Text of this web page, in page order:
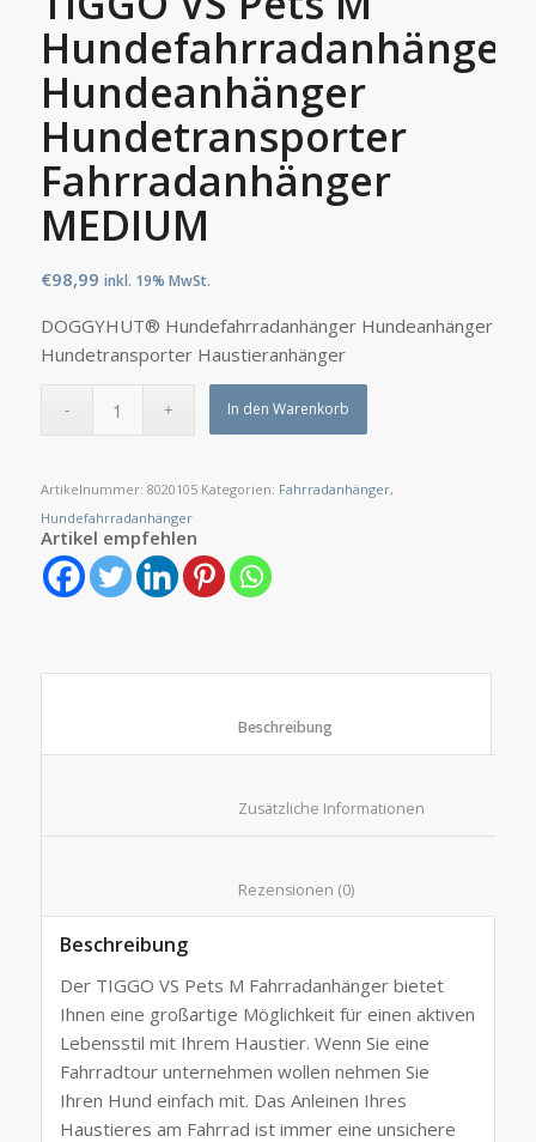
Hundefahrradanhänger
Hundeanhänger
Hundetransporter
Fahrradanhänger
MEDIUM
€98,99 inkl. 19% MwSt.
DOGGYHUT® Hundefahrradanhänger Hundeanhänger
Hundetransporter Haustieranhänger
In den Warenkorb
Artikelnummer: 8020105 Kategorien: Fahrradanhänger,
Hundefahrradanhänger
Artikel empfehlen
						Beschreibung
						Rezensionen (0)
Beschreibung
Der TIGGO VS Pets M Fahrradanhänger bietet
Ihnen eine großartige Möglichkeit für einen aktiven
Lebensstil mit Ihrem Haustier. Wenn Sie eine
Fahrradtour unternehmen wollen nehmen Sie
Ihren Hund einfach mit. Das Anleinen Ihres
Haustieres am Fahrrad ist immer eine unsichere